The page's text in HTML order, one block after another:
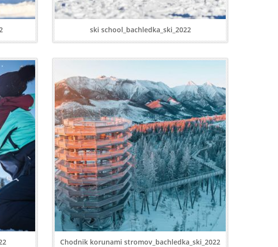
ski school_bachledka_ski_2022
Chodnik korunami stromov_bachledka_ski_2022